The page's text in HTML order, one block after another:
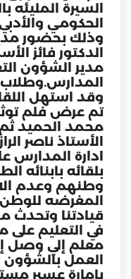
السيرة المليئه
الحكومي
وذلك بحضور
الدكتور فائز
مدير الشؤون
وقد استهل
تم عرض فلم
محمد الحميد ثم
الأستاذ ناصر
ادارة المدارس
بلقائه
وطنهم وعدم
المغرضه
قيادتنا وتحدث
في التعليم
معلم إلي وصل
العمل
بإمارة عسير